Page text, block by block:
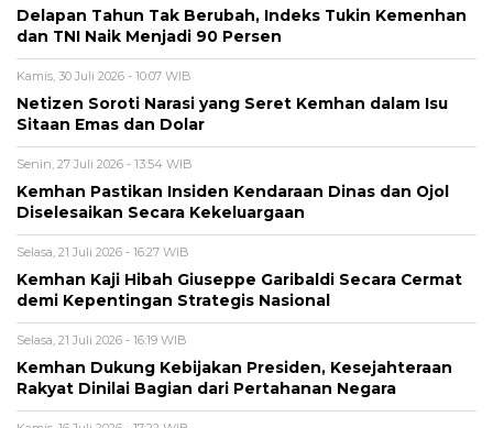
Delapan Tahun Tak Berubah, Indeks Tukin Kemenhan
dan TNI Naik Menjadi 90 Persen
Kamis, 30 Juli 2026 - 10:07 WIB
Netizen Soroti Narasi yang Seret Kemhan dalam Isu
Sitaan Emas dan Dolar
Senin, 27 Juli 2026 - 13:54 WIB
Kemhan Pastikan Insiden Kendaraan Dinas dan Ojol
Diselesaikan Secara Kekeluargaan
Selasa, 21 Juli 2026 - 16:27 WIB
Kemhan Kaji Hibah Giuseppe Garibaldi Secara Cermat
demi Kepentingan Strategis Nasional
Selasa, 21 Juli 2026 - 16:19 WIB
Kemhan Dukung Kebijakan Presiden, Kesejahteraan
Rakyat Dinilai Bagian dari Pertahanan Negara